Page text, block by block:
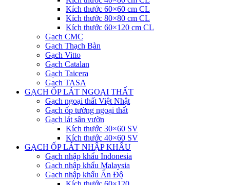
Kích thước 60×60 cm CL
Kích thước 80×80 cm CL
Kích thước 60×120 cm CL
Gạch CMC
Gạch Thạch Bàn
Gạch Vitto
Gạch Catalan
Gạch Taicera
Gạch TASA
GẠCH ỐP LÁT NGOẠI THẤT
Gạch ngoại thất Việt Nhật
Gạch ốp tường ngoại thất
Gạch lát sân vườn
Kích thước 30×60 SV
Kích thước 40×60 SV
GẠCH ỐP LÁT NHẬP KHẨU
Gạch nhập khẩu Indonesia
Gạch nhập khẩu Malaysia
Gạch nhập khẩu Ấn Độ